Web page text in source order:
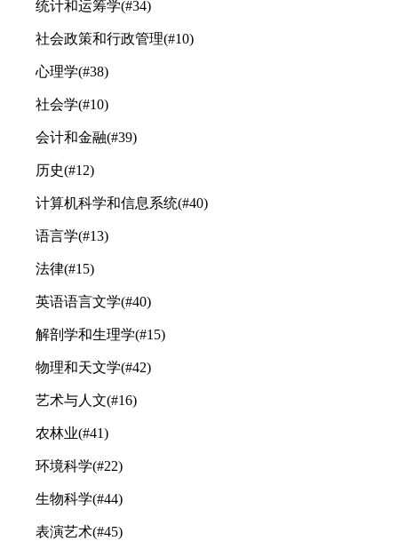
统计和运筹学(#34)
社会政策和行政管理(#10)
心理学(#38)
社会学(#10)
会计和金融(#39)
历史(#12)
计算机科学和信息系统(#40)
语言学(#13)
法律(#15)
英语语言文学(#40)
解剖学和生理学(#15)
物理和天文学(#42)
艺术与人文(#16)
农林业(#41)
环境科学(#22)
生物科学(#44)
表演艺术(#45)